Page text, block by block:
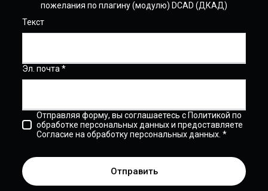
пожелания по плагину (модулю) DCAD (ДКАД)
Текст
Эл. почта *
Отправляя форму, вы соглашаетесь с Политикой по
обработке персональных данных и предоставляете
Согласие на обработку персональных данных. *
Отправить